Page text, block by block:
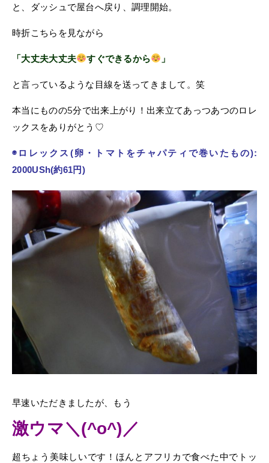
と、ダッシュで屋台へ戻り、調理開始。
時折こちらを見ながら
「大丈夫大丈夫 すぐできるから 」
と言っているような目線を送ってきまして。笑
本当にものの5分で出来上がり！出来立てあっつあつのロレ
ックスをありがとう♡
◉ロレックス(卵・トマトをチャパティで巻いたもの):
2000USh(約61円)
早速いただきましたが、もう
激ウマ＼(^o^)／
超ちょう美味しいです！ほんとアフリカで食べた中でトッ